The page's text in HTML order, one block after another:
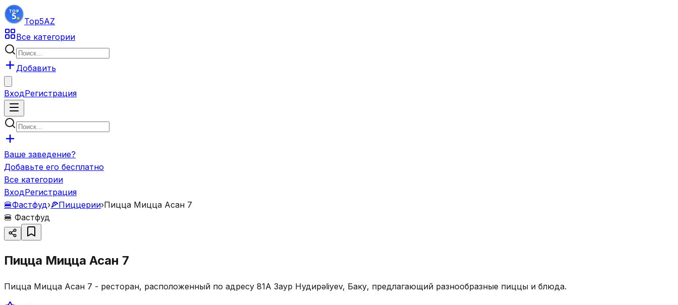
Top5AZ
Все категории
Добавить
ВходРегистрация
Ваше заведение?
Добавьте его бесплатно
Все категории
ВходРегистрация
🍔Фастфуд›🍕Пиццерии›Пицца Мицца Асан 7
🍔 Фастфуд
Пицца Мицца Асан 7
Пицца Мицца Асан 7 - ресторан, расположенный по адресу 81A Заур Нудирəliyev, Баку, предлагающий разнообразные пиццы и блюда.